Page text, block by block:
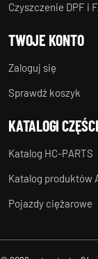
Czyszczenie DPF i
TWOJE KONTO
Zaloguj się
Sprawdź koszyk
KATALOGI CZĘŚCI
Katalog HC-PARTS
Katalog produktów
Pojazdy ciężarowe